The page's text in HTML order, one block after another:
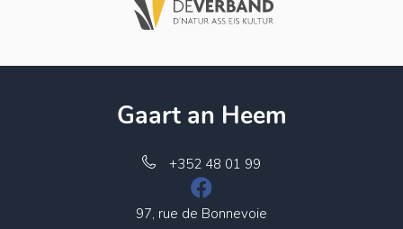
Gaart an Heem
+352 48 01 99
97, rue de Bonnevoie